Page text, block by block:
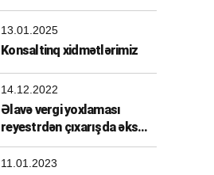
dayandırdırarsa
13.01.2025
Konsaltinq xidmətlərimiz
14.12.2022
Əlavə vergi yoxlaması
reyestrdən çıxarışda əks
etdirilməlidirmi?
11.01.2023